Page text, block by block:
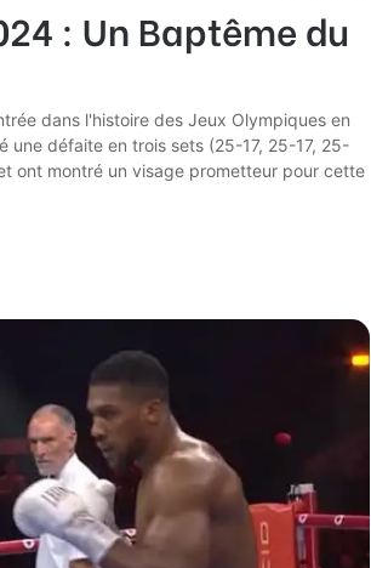
: Un Baptême du
dans l'histoire des Jeux Olympiques en
défaite en trois sets (25-17, 25-17, 25-
ont montré un visage prometteur pour cette